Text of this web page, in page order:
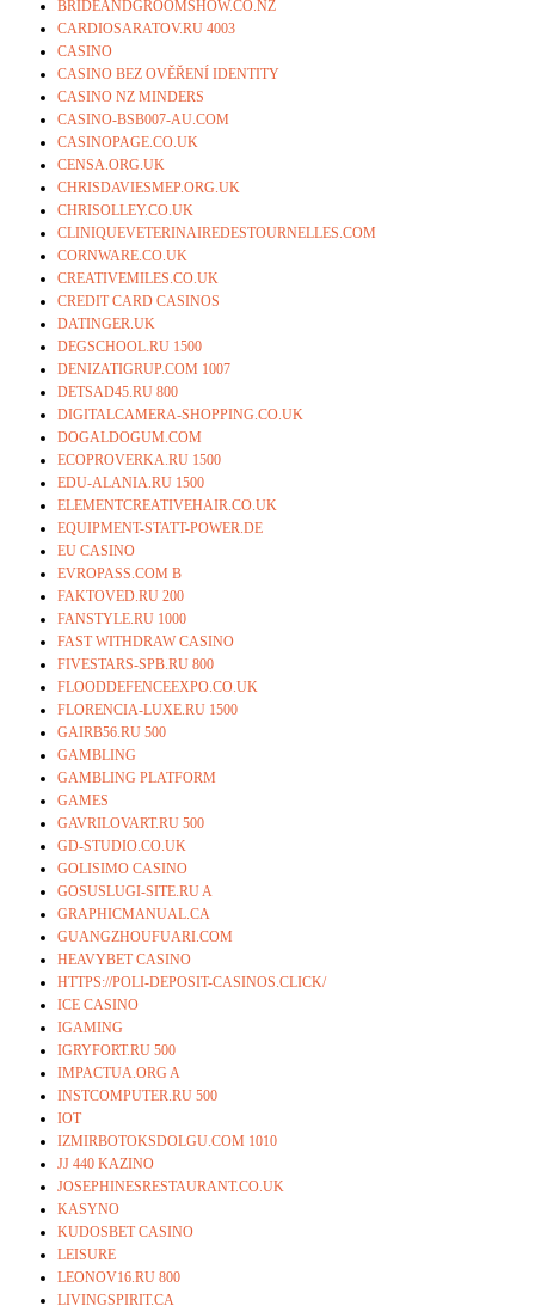
BRIDEANDGROOMSHOW.CO.NZ
CARDIOSARATOV.RU 4003
CASINO
CASINO BEZ OVĚŘENÍ IDENTITY
CASINO NZ MINDERS
CASINO-BSB007-AU.COM
CASINOPAGE.CO.UK
CENSA.ORG.UK
CHRISDAVIESMEP.ORG.UK
CHRISOLLEY.CO.UK
CLINIQUEVETERINAIREDESTOURNELLES.COM
CORNWARE.CO.UK
CREATIVEMILES.CO.UK
CREDIT CARD CASINOS
DATINGER.UK
DEGSCHOOL.RU 1500
DENIZATIGRUP.COM 1007
DETSAD45.RU 800
DIGITALCAMERA-SHOPPING.CO.UK
DOGALDOGUM.COM
ECOPROVERKA.RU 1500
EDU-ALANIA.RU 1500
ELEMENTCREATIVEHAIR.CO.UK
EQUIPMENT-STATT-POWER.DE
EU CASINO
EVROPASS.COM B
FAKTOVED.RU 200
FANSTYLE.RU 1000
FAST WITHDRAW CASINO
FIVESTARS-SPB.RU 800
FLOODDEFENCEEXPO.CO.UK
FLORENCIA-LUXE.RU 1500
GAIRB56.RU 500
GAMBLING
GAMBLING PLATFORM
GAMES
GAVRILOVART.RU 500
GD-STUDIO.CO.UK
GOLISIMO CASINO
GOSUSLUGI-SITE.RU A
GRAPHICMANUAL.CA
GUANGZHOUFUARI.COM
HEAVYBET CASINO
HTTPS://POLI-DEPOSIT-CASINOS.CLICK/
ICE CASINO
IGAMING
IGRYFORT.RU 500
IMPACTUA.ORG A
INSTCOMPUTER.RU 500
IOT
IZMIRBOTOKSDOLGU.COM 1010
JJ 440 KAZINO
JOSEPHINESRESTAURANT.CO.UK
KASYNO
KUDOSBET CASINO
LEISURE
LEONOV16.RU 800
LIVINGSPIRIT.CA